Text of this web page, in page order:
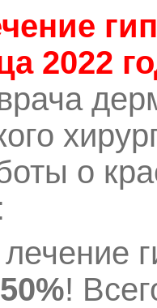
2022
о
лечение
!